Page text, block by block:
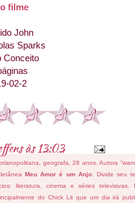
filme
John
Sparks
Conceito
02-2
às13:03
geografa, 28 anos. Autora
Meu Amor é um Anjo. Divide seu
literatura, cinema e séries
do Chick Lit que um dia irá